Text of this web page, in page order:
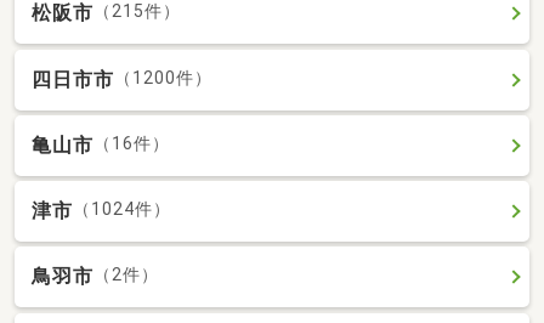
松阪市 （215件）
四日市市 （1200件）
亀山市 （16件）
津市 （1024件）
鳥羽市 （2件）